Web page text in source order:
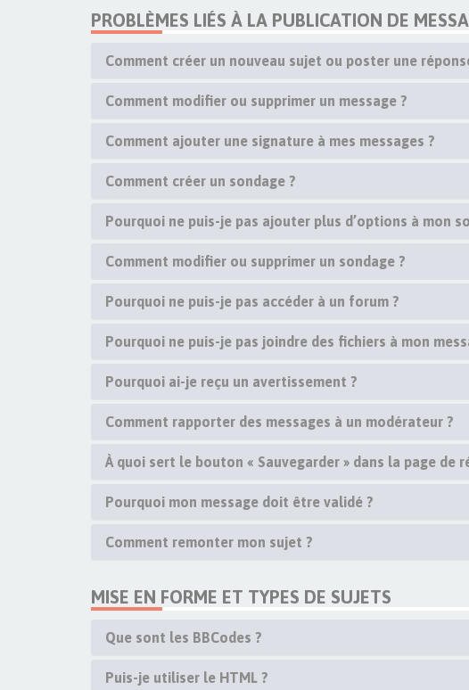
PROBLÈMES LIÉS À LA PUBLICATION DE
Comment créer un nouveau sujet ou poster une
Comment modifier ou supprimer un message ?
Comment ajouter une signature à mes messages ?
Comment créer un sondage ?
Pourquoi ne puis-je pas ajouter plus d’options à mon
Comment modifier ou supprimer un sondage ?
Pourquoi ne puis-je pas accéder à un forum ?
Pourquoi ne puis-je pas joindre des fichiers à mon
Pourquoi ai-je reçu un avertissement ?
Comment rapporter des messages à un modérateur ?
À quoi sert le bouton « Sauvegarder » dans la page de
Pourquoi mon message doit être validé ?
Comment remonter mon sujet ?
MISE EN FORME ET TYPES DE SUJETS
Que sont les BBCodes ?
Puis-je utiliser le HTML ?